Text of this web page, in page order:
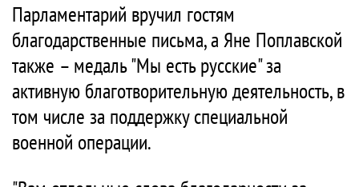
Парламентарий вручил гостям
благодарственные письма, а Яне Поплавской
также – медаль "Мы есть русские" за
активную благотворительную деятельность, в
том числе за поддержку специальной
военной операции.